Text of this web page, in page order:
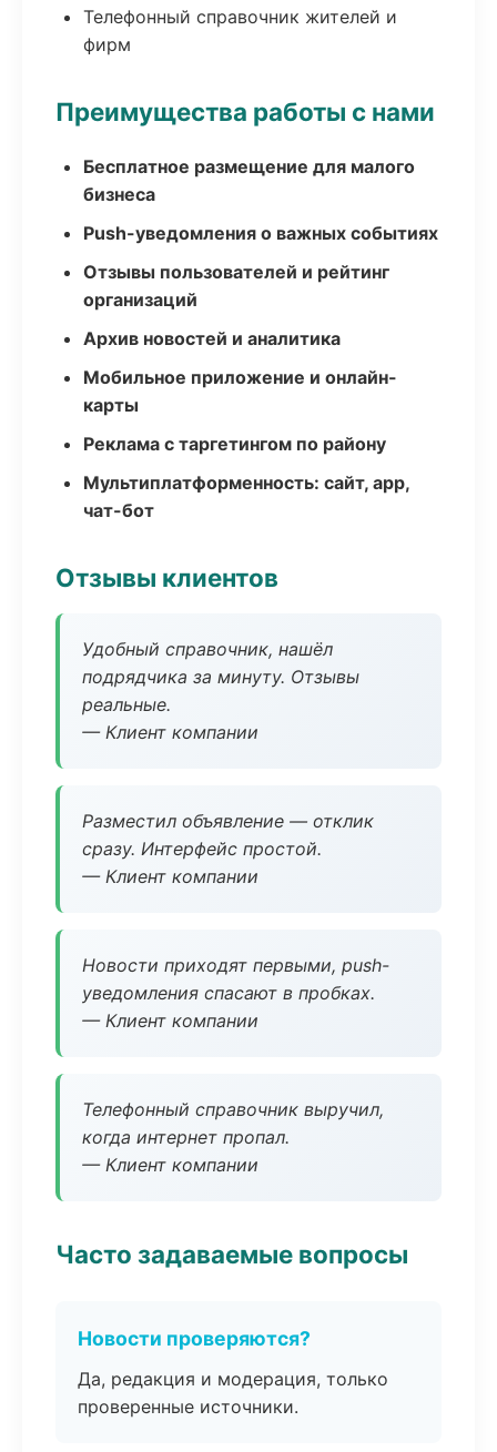
Телефонный справочник жителей и
фирм
Преимущества работы с нами
Бесплатное размещение для малого
бизнеса
Push-уведомления о важных событиях
Отзывы пользователей и рейтинг
организаций
Архив новостей и аналитика
Мобильное приложение и онлайн-
карты
Реклама с таргетингом по району
Мультиплатформенность: сайт, app,
чат-бот
Отзывы клиентов
Удобный справочник, нашёл
подрядчика за минуту. Отзывы
реальные.
— Клиент компании
Разместил объявление — отклик
сразу. Интерфейс простой.
— Клиент компании
Новости приходят первыми, push-
уведомления спасают в пробках.
— Клиент компании
Телефонный справочник выручил,
когда интернет пропал.
— Клиент компании
Часто задаваемые вопросы
Новости проверяются?
Да, редакция и модерация, только
проверенные источники.